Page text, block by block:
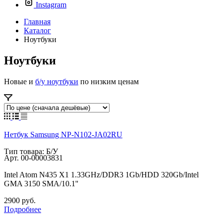
Instagram
Главная
Каталог
Ноутбуки
Ноутбуки
Новые и б/у ноутбуки по низким ценам
Нетбук Samsung NP-N102-JA02RU
Тип товара: Б/У
Арт. 00-00003831
Intel Atom N435 X1 1.33GHz/DDR3 1Gb/HDD 320Gb/Intel
GMA 3150 SMA/10.1''
2900 руб.
Подробнее